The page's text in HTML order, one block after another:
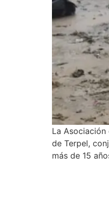
La
de Terpel,
más de 15